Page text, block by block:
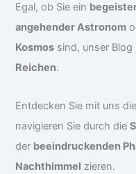
Egal, ob Sie ein
angehender Astronom
Kosmos sind, unser
Reichen.
Entdecken Sie mit uns
navigieren Sie durch die
der beeindruckenden
Nachthimmel zieren.